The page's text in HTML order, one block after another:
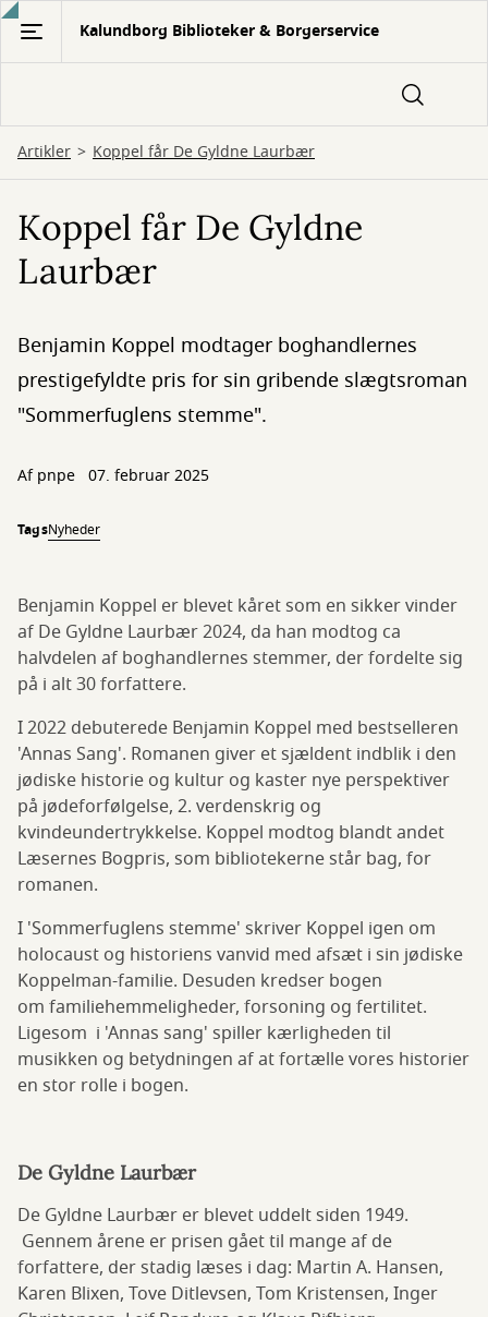
Gå
hovedindhold
Kalundborg Biblioteker & Borgerservice
Artikler Koppel får De Gyldne Laurbær
Koppel får De Gyldne
Laurbær
Benjamin Koppel modtager boghandlernes
prestigefyldte pris for sin gribende slægtsroman
"Sommerfuglens stemme".
Afpnpe 07. februar 2025
TagsNyheder
Benjamin Koppel er blevet kåret som en sikker vinder
af De Gyldne Laurbær 2024, da han modtog ca
halvdelen af boghandlernes stemmer, der fordelte sig
på i alt 30 forfattere.
I 2022 debuterede Benjamin Koppel med bestselleren
'Annas Sang'. Romanen giver et sjældent indblik i den
jødiske historie og kultur og kaster nye perspektiver
på jødeforfølgelse, 2. verdenskrig og
kvindeundertrykkelse. Koppel modtog blandt andet
Læsernes Bogpris, som bibliotekerne står bag, for
romanen.
I 'Sommerfuglens stemme' skriver Koppel igen om
holocaust og historiens vanvid med afsæt i sin jødiske
Koppelman-familie. Desuden kredser bogen
om familiehemmeligheder, forsoning og fertilitet.
Ligesom i 'Annas sang' spiller kærligheden til
musikken og betydningen af at fortælle vores historier
en stor rolle i bogen.
De Gyldne Laurbær
De Gyldne Laurbær er blevet uddelt siden 1949.
Gennem årene er prisen gået til mange af de
forfattere, der stadig læses i dag: Martin A. Hansen,
Karen Blixen, Tove Ditlevsen, Tom Kristensen, Inger